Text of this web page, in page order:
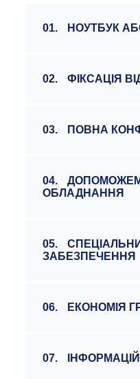
01. НОУТБУК
02. ФІКСАЦІЯ
03. ПОВНА
04.
ОБЛАДНАННЯ
05.
ЗАБЕЗПЕЧЕННЯ
06. ЕКОНОМІЯ
07.